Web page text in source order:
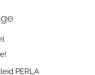
PERLA